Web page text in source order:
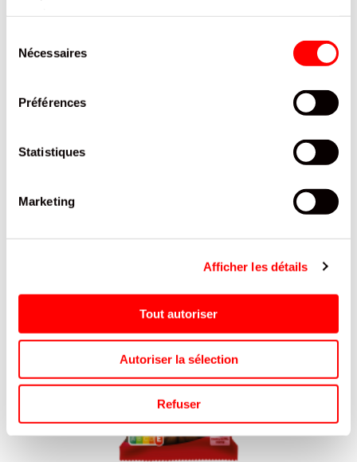
Nécessaires
Préférences
Statistiques
Marketing
Afficher les détails
Tout autoriser
Autoriser la sélection
Refuser
KIT KAT CHUNKY CHOCOLAT PEANUT BUTTER KIT KAT ETUI 42G
KITKAT